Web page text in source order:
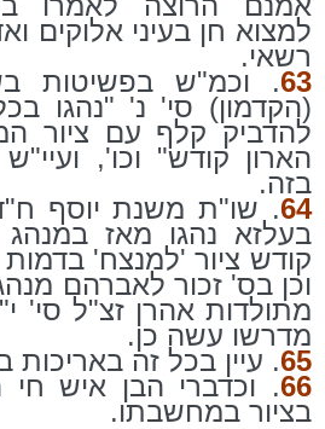
למצוא חן בעיני אלוקים
רשאי.
63. וכמ"ש בפשיטות
(הקדמון) סי' נ' "נהגו
להדביק קלף עם ציור
הארון קודש" וכו',
בזה.
64. שו"ת משנת יוסף
בעלזא נהגו מאז
קודש ציור 'למנצח'
וכן בס' זכור לאברהם
מתולדות אהרן זצ"ל סי'
מדרשו עשה כן.
65. עיין בכל זה
66. וכדברי הבן איש חי
בציור במחשבתו.